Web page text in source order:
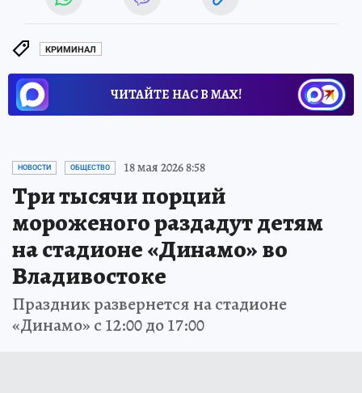
КРИМИНАЛ
ЧИТАЙТЕ НАС В МАХ!
НОВОСТИ ОБЩЕСТВО 18 мая 2026 8:58
Три тысячи порций
мороженого раздадут детям
на стадионе «Динамо» во
Владивостоке
Праздник развернется на стадионе
«Динамо» с 12:00 до 17:00